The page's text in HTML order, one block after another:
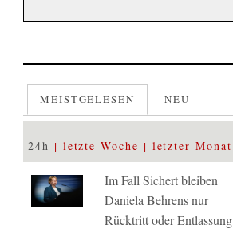
MEISTGELESEN NEU
24h letzte Woche letzter Monat
Im Fall Sichert bleiben
Daniela Behrens nur
Rücktritt oder Entlassung